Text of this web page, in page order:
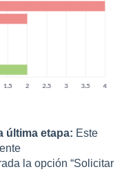
última etapa: Este
la opción “Solicitar